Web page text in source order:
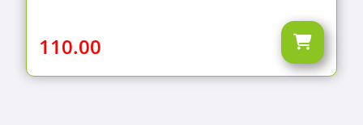
110.00